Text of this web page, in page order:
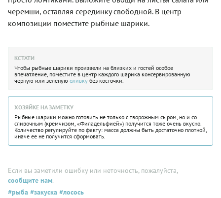
черемши, оставляя серединку свободной. В центр
композиции поместите рыбные шарики.
КСТАТИ
Чтобы рыбные шарики произвели на близких и гостей особое
впечатление, поместите в центр каждого шарика консервированную
черную или зеленую оливку без косточки.
ХОЗЯЙКЕ НА ЗАМЕТКУ
Рыбные шарики можно готовить не только с творожным сыром, но и со
сливочным (кремчизом, «Филадельфией») получится тоже очень вкусно.
Количество регулируйте по факту: масса должны быть достаточно плотной,
иначе ее не получится сформовать.
Если вы заметили ошибку или неточность, пожалуйста,
сообщите нам.
#рыба #закуска #лосоcь